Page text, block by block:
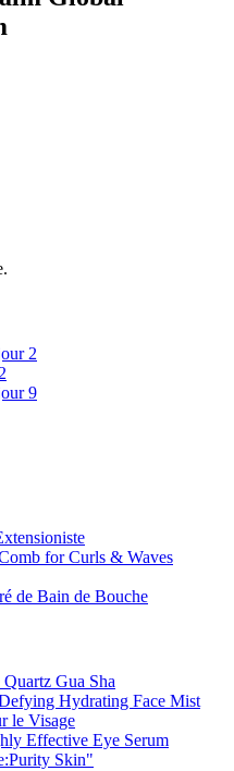
2
9
for Curls & Waves
de Bain de Bouche
Gua Sha
Hydrating Face Mist
le Visage
Effective Eye Serum
Skin"